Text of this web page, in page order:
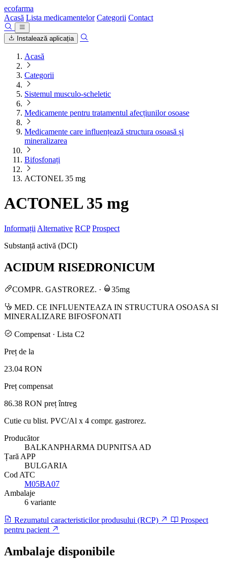
ecofarma
Acasă Lista medicamentelor Categorii Contact
Instalează aplicația
Acasă
Categorii
Sistemul musculo-scheletic
Medicamente pentru tratamentul afecțiunilor osoase
Medicamente care influențează structura osoasă și
mineralizarea
Bifosfonați
ACTONEL 35 mg
ACTONEL 35 mg
Informații Alternative RCP Prospect
Substanță activă (DCI)
ACIDUM RISEDRONICUM
COMPR. GASTROREZ. · 35mg
MED. CE INFLUENTEAZA IN STRUCTURA OSOASA SI
MINERALIZARE BIFOSFONATI
Compensat · Lista C2
Preț de la
23.04 RON
Preț compensat
86.38 RON preț întreg
Cutie cu blist. PVC/Al x 4 compr. gastrorez.
Producător
BALKANPHARMA DUPNITSA AD
Țară APP
BULGARIA
Cod ATC
M05BA07
Ambalaje
6 variante
Rezumatul caracteristicilor produsului (RCP)
Prospect
pentru pacient
Ambalaje disponibile